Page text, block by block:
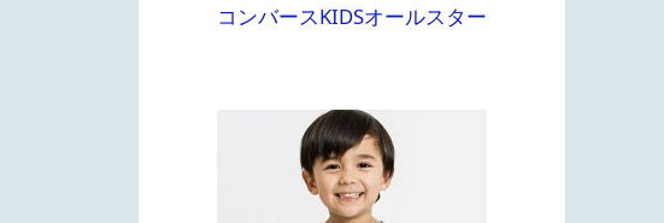
コンバースKIDSオールスター